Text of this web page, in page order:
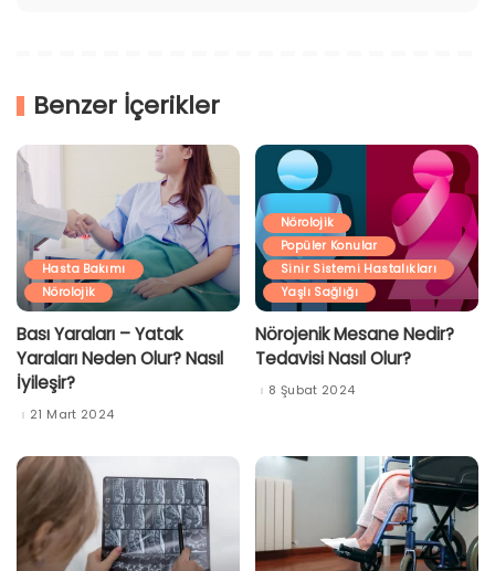
Benzer İçerikler
Hasta Bakımı
Nörolojik
Bası Yaraları – Yatak
Yaraları Neden Olur? Nasıl
İyileşir?
21 Mart 2024
Nörolojik
Popüler Konular
Sinir Sistemi Hastalıkları
Yaşlı Sağlığı
Nörojenik Mesane Nedir?
Tedavisi Nasıl Olur?
8 Şubat 2024